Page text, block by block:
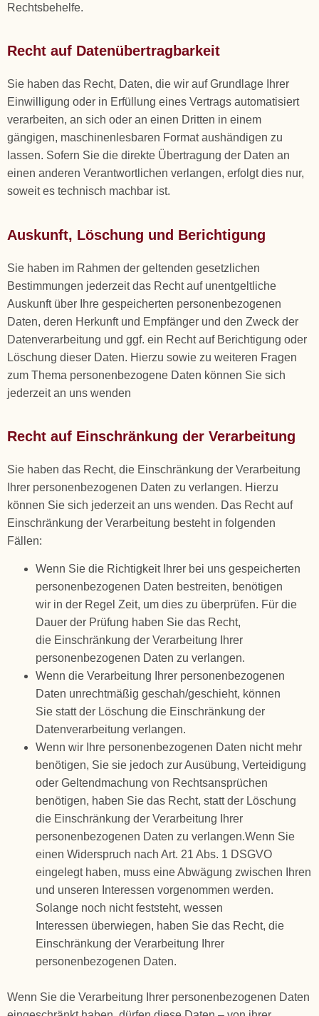
Rechtsbehelfe.
Recht auf Datenübertragbarkeit
Sie haben das Recht, Daten, die wir auf Grundlage Ihrer
Einwilligung oder in Erfüllung eines Vertrags automatisiert
verarbeiten, an sich oder an einen Dritten in einem
gängigen, maschinenlesbaren Format aushändigen zu
lassen. Sofern Sie die direkte Übertragung der Daten an
einen anderen Verantwortlichen verlangen, erfolgt dies nur,
soweit es technisch machbar ist.
Auskunft, Löschung und Berichtigung
Sie haben im Rahmen der geltenden gesetzlichen
Bestimmungen jederzeit das Recht auf unentgeltliche
Auskunft über Ihre gespeicherten personenbezogenen
Daten, deren Herkunft und Empfänger und den Zweck der
Datenverarbeitung und ggf. ein Recht auf Berichtigung oder
Löschung dieser Daten. Hierzu sowie zu weiteren Fragen
zum Thema personenbezogene Daten können Sie sich
jederzeit an uns wenden
Recht auf Einschränkung der Verarbeitung
Sie haben das Recht, die Einschränkung der Verarbeitung
Ihrer personenbezogenen Daten zu verlangen. Hierzu
können Sie sich jederzeit an uns wenden. Das Recht auf
Einschränkung der Verarbeitung besteht in folgenden
Fällen:
Wenn Sie die Richtigkeit Ihrer bei uns gespeicherten
personenbezogenen Daten bestreiten, benötigen
wir in der Regel Zeit, um dies zu überprüfen. Für die
Dauer der Prüfung haben Sie das Recht,
die Einschränkung der Verarbeitung Ihrer
personenbezogenen Daten zu verlangen.
Wenn die Verarbeitung Ihrer personenbezogenen
Daten unrechtmäßig geschah/geschieht, können
Sie statt der Löschung die Einschränkung der
Datenverarbeitung verlangen.
Wenn wir Ihre personenbezogenen Daten nicht mehr
benötigen, Sie sie jedoch zur Ausübung, Verteidigung
oder Geltendmachung von Rechtsansprüchen
benötigen, haben Sie das Recht, statt der Löschung
die Einschränkung der Verarbeitung Ihrer
personenbezogenen Daten zu verlangen.Wenn Sie
einen Widerspruch nach Art. 21 Abs. 1 DSGVO
eingelegt haben, muss eine Abwägung zwischen Ihren
und unseren Interessen vorgenommen werden.
Solange noch nicht feststeht, wessen
Interessen überwiegen, haben Sie das Recht, die
Einschränkung der Verarbeitung Ihrer
personenbezogenen Daten.
Wenn Sie die Verarbeitung Ihrer personenbezogenen Daten